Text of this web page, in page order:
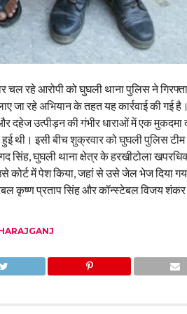
रहे आरोपी को घुघली थाना पुलिस ने
जा रहे अभियान के तहत यह कार्रवाई की गई
उत्पीड़न की गंभीर धाराओं में एक मुकदमा
थी। इसी बीच शुक्रवार को घुघली पुलिस
सिंह, घुघली थाना क्षेत्र के हरखीटोला
कोर्ट में पेश किया, जहां से उसे जेल भेज दिया
कृष्ण प्रताप सिंह और कॉन्स्टेबल विजय शंकर